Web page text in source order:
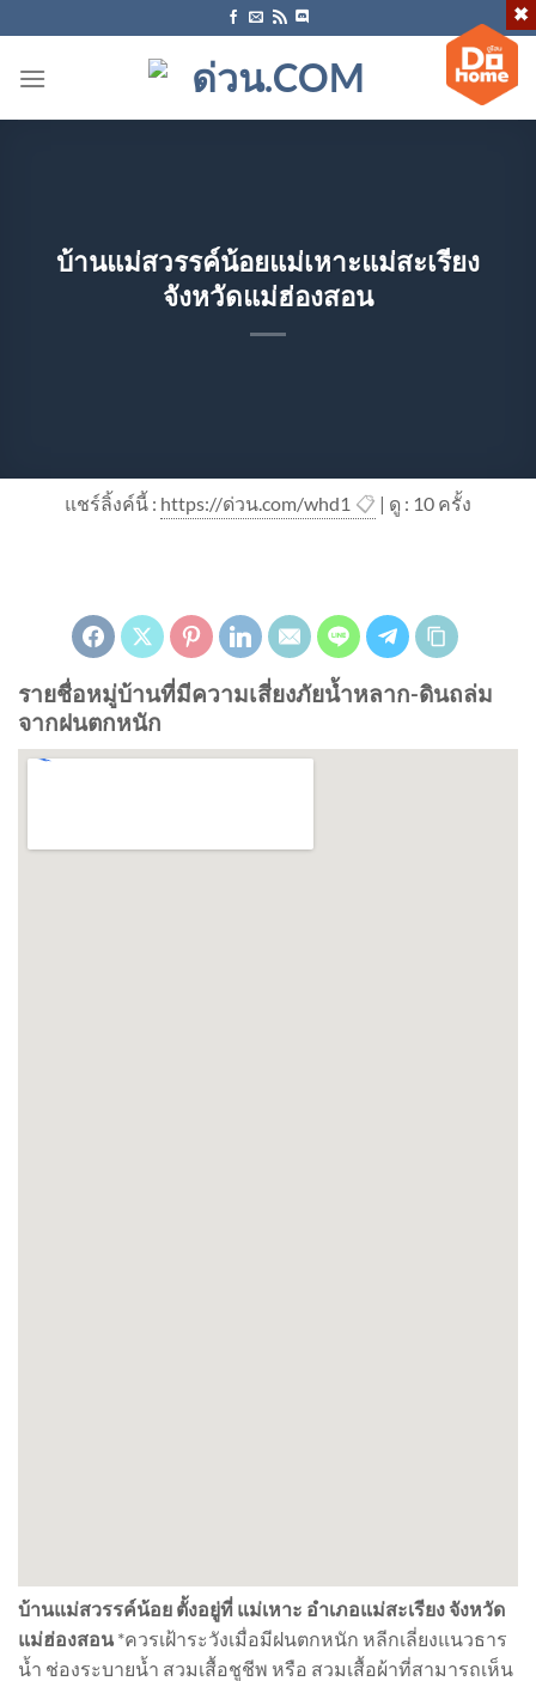
ไป
บ้านแม่สวรรค์น้อยแม่เหาะแม่สะเรียง
จังหวัดแม่ฮ่องสอน
แชร์ลิ้งค์นี้ : https://ด่วน.com/whd1 📋 | ดู : 10 ครั้ง
รายชื่อหมู่บ้านที่มีความเสี่ยงภัยน้ำหลาก-ดินถล่ม
จากฝนตกหนัก
บ้านแม่สวรรค์น้อย ตั้งอยู่ที่ แม่เหาะ อำเภอแม่สะเรียง จังหวัด
แม่ฮ่องสอน*ควรเฝ้าระวังเมื่อมีฝนตกหนัก หลีกเลี่ยงแนวธาร
น้ำ ช่องระบายน้ำ สวมเสื้อชูชีพ หรือ สวมเสื้อผ้าที่สามารถเห็น